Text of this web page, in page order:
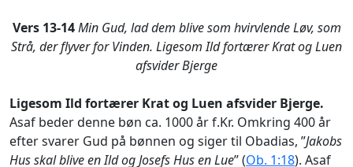
Vers 13-14 Min Gud, lad dem blive som hvirvlende Løv, som
Strå, der flyver for Vinden. Ligesom Ild fortærer Krat og Luen
afsvider Bjerge
Ligesom Ild fortærer Krat og Luen afsvider Bjerge.
Asaf beder denne bøn ca. 1000 år f.Kr. Omkring 400 år
efter svarer Gud på bønnen og siger til Obadias, ”Jakobs
Hus skal blive en Ild og Josefs Hus en Lue” (Ob. 1:18). Asaf